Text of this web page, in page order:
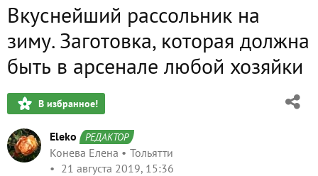
Вкуснейший рассольник на
зиму. Заготовка, которая должна
быть в арсенале любой хозяйки
В избранное!
Eleko РЕДАКТОР
Конева Елена
Тольятти
21 августа 2019, 15:36